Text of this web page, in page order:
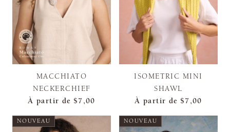
MACCHIATO
NECKERCHIEF
À partir de $7,00
ISOMETRIC MINI
SHAWL
À partir de $7,00
NOUVEAU NOUVEAU